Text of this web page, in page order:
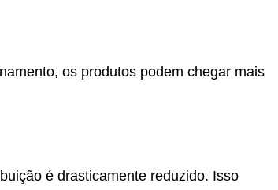
os produtos podem chegar mais
é drasticamente reduzido. Isso